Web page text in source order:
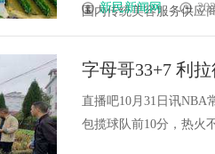
国内传统美容服务供应
新民新闻网
字母哥33+7 利
直播吧10月31日讯NBA
包揽球队前10分，热火